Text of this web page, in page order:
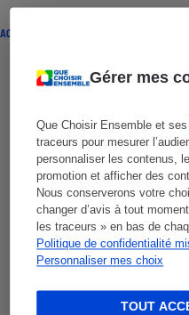
Gérer mes
Que Choisir Ensemble et
traceurs pour mesurer
personnaliser les contenus,
promotion et afficher des
Nous conserverons votre
changer d’avis à tout
les traceurs » en bas de
Politique de confidentialité
Personnaliser mes choix
TOUT
ACTION QUE CHOISIR ENSEMBLE